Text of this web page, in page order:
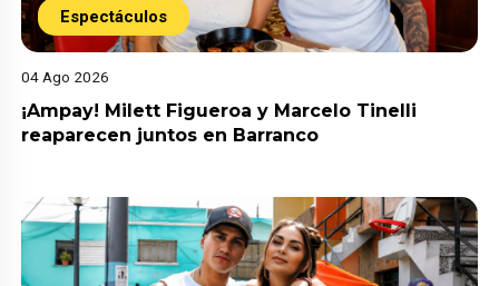
Espectáculos
04 Ago 2026
¡Ampay! Milett Figueroa y Marcelo Tinelli
reaparecen juntos en Barranco